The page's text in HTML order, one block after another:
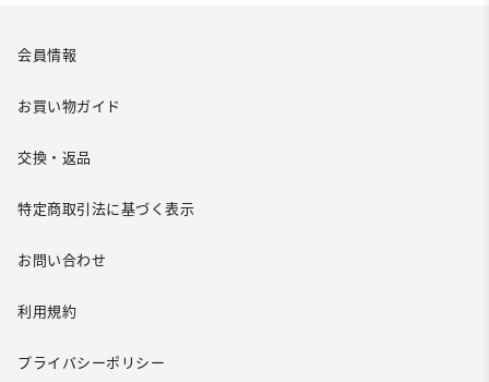
会員情報
お買い物ガイド
交換・返品
特定商取引法に基づく表示
お問い合わせ
利用規約
プライバシーポリシー